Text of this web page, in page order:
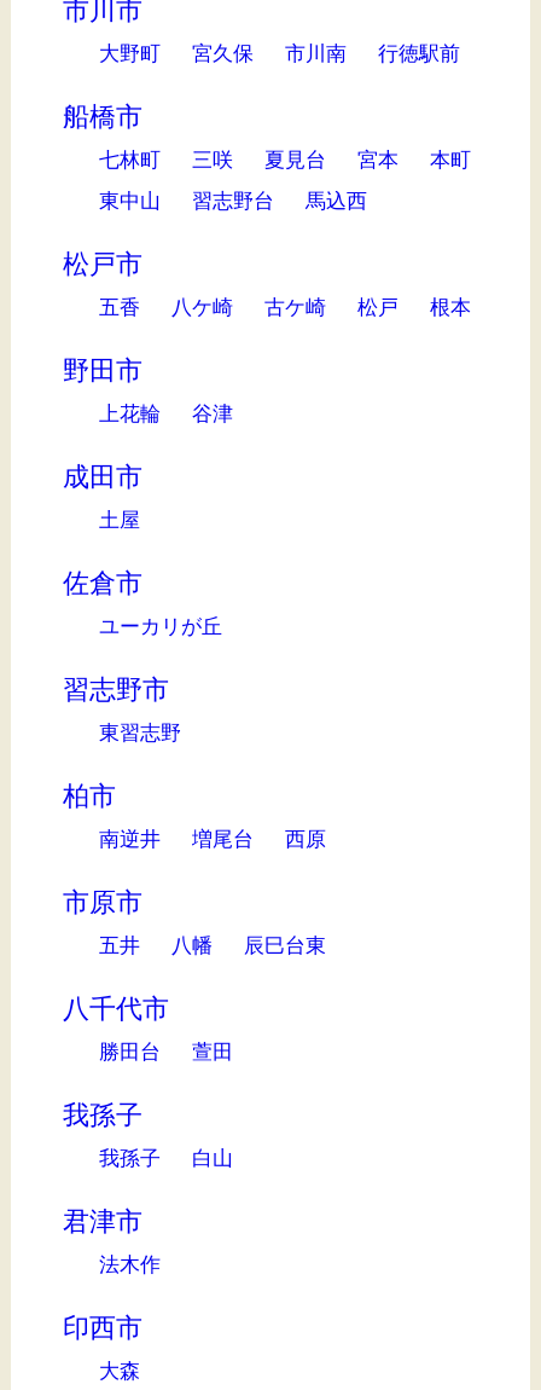
市川市
大野町 宮久保 市川南 行徳駅前
船橋市
七林町 三咲 夏見台 宮本
本町
東中山
習志野台 馬込西
松戸市
五香 八ケ崎 古ケ崎 松戸 根本
野田市
上花輪 谷津
成田市
土屋
佐倉市
ユーカリが丘
習志野市
東習志野
柏市
南逆井 増尾台 西原
市原市
五井 八幡 辰巳台東
八千代市
勝田台 萱田
我孫子
我孫子 白山
君津市
法木作
印西市
大森